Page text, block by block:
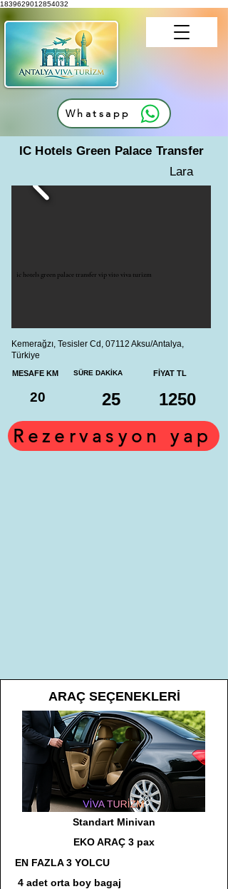
1839629012854032
Whatsapp
IC Hotels Green Palace Transfer
Lara
ic hotels green palace transfer vip vito viva turizm
Kemerağzı, Tesisler Cd, 07112 Aksu/Antalya,
Türkiye
MESAFE KM
20
SÜRE DAKİKA
25
FİYAT TL
1250
Rezervasyon yap
ARAÇ SEÇENEKLERİ
Standart Minivan
EKO ARAÇ 3 pax
EN FAZLA 3 YOLCU
4 adet orta boy bagaj